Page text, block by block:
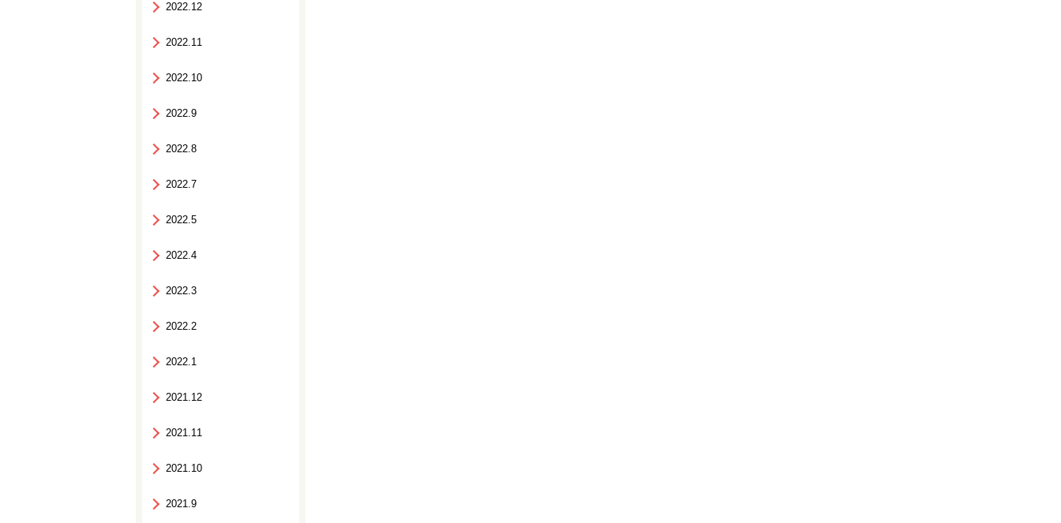
2022.12
2022.11
2022.10
2022.9
2022.8
2022.7
2022.5
2022.4
2022.3
2022.2
2022.1
2021.12
2021.11
2021.10
2021.9